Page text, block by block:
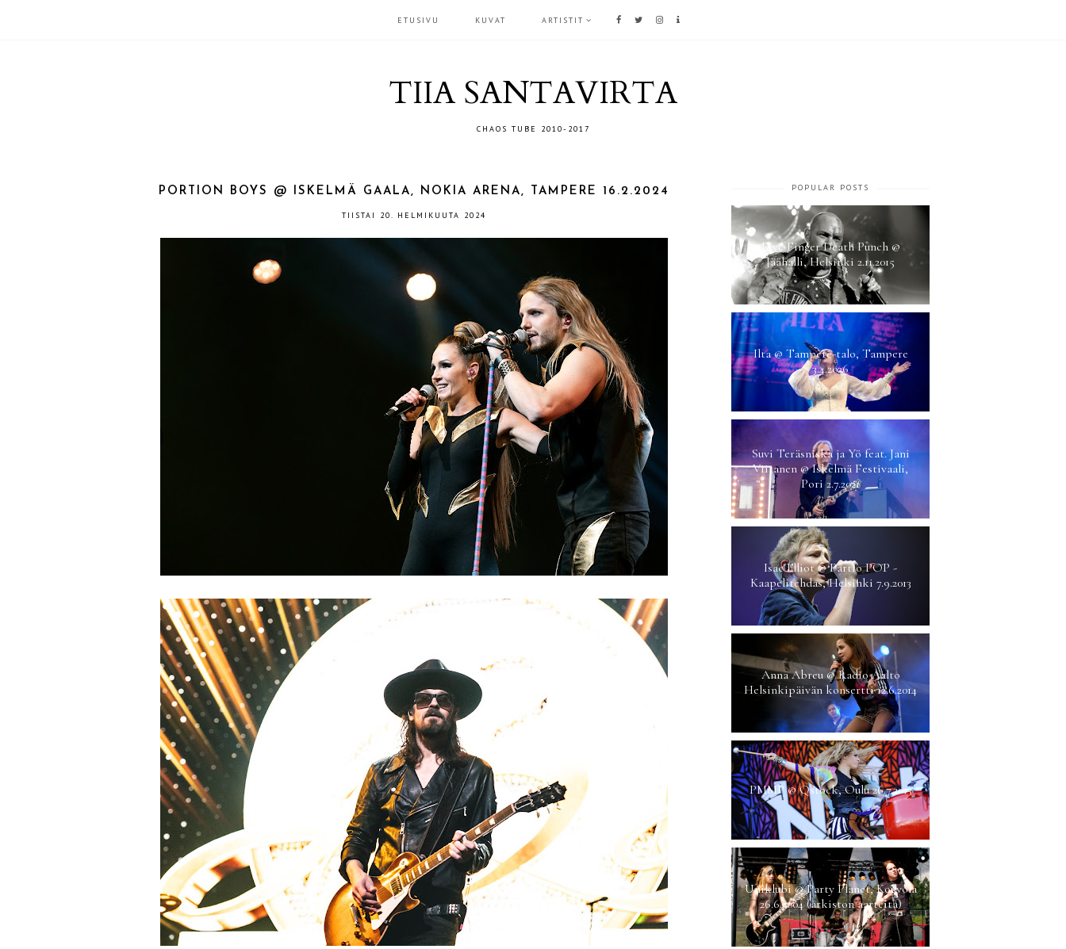
ETUSIVU KUVAT ARTISTIT
TIIA SANTAVIRTA
CHAOS TUBE 2010-2017
PORTION BOYS @ ISKELMÄ GAALA, NOKIA ARENA, TAMPERE 16.2.2024
TIISTAI 20. HELMIKUUTA 2024
POPULAR POSTS
Five Finger Death Punch @
Jäähalli, Helsinki 2.11.2015
Ilta @ Tampere-talo, Tampere
3.4.2026
Suvi Teräsniska ja Yö feat. Jani
Viitanen @ Iskelmä Festivaali,
Pori 2.7.2021
Isac Elliot @ Partio POP -
Kaapelitehdas, Helsinki 7.9.2013
Anna Abreu @ Radio Aalto
Helsinkipäivän konsertti 12.6.2014
PMMP @ Qstock, Oulu 26.7.2013
Uniklubi @ Party Planet, Kouvola
26.6.2004 (arkiston aarteita)